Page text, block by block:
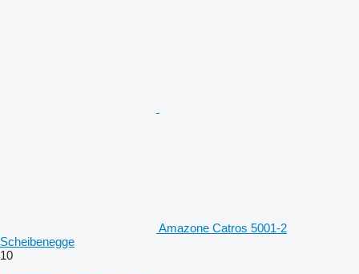
Amazone Catros 5001-2
Scheibenegge
10